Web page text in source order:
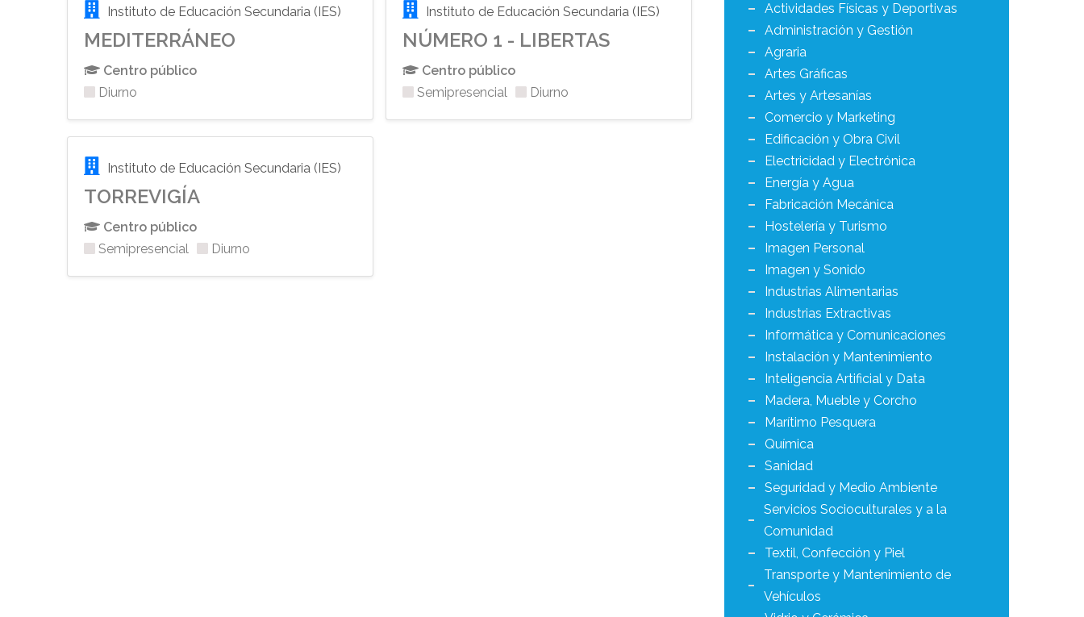
Instituto de Educación Secundaria (IES)
MEDITERRÁNEO
Centro público
Diurno
Instituto de Educación Secundaria (IES)
NÚMERO 1 - LIBERTAS
Centro público
Semipresencial
Diurno
Instituto de Educación Secundaria (IES)
TORREVIGÍA
Centro público
Semipresencial
Diurno
Actividades Físicas y Deportivas
Administración y Gestión
Agraria
Artes Gráficas
Artes y Artesanías
Comercio y Marketing
Edificación y Obra Civil
Electricidad y Electrónica
Energía y Agua
Fabricación Mecánica
Hostelería y Turismo
Imagen Personal
Imagen y Sonido
Industrias Alimentarias
Industrias Extractivas
Informática y Comunicaciones
Instalación y Mantenimiento
Inteligencia Artificial y Data
Madera, Mueble y Corcho
Marítimo Pesquera
Química
Sanidad
Seguridad y Medio Ambiente
Servicios Socioculturales y a la
Comunidad
Textil, Confección y Piel
Transporte y Mantenimiento de
Vehículos